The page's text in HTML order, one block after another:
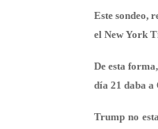
Este sondeo,
el New York
De esta
día 21 daba a
Trump no